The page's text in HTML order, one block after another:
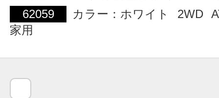
62059
カラー：ホワイト 2WD
家用